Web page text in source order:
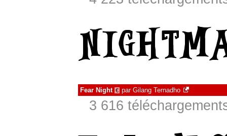
Fear Night € par Gilang Ternadho
3 616